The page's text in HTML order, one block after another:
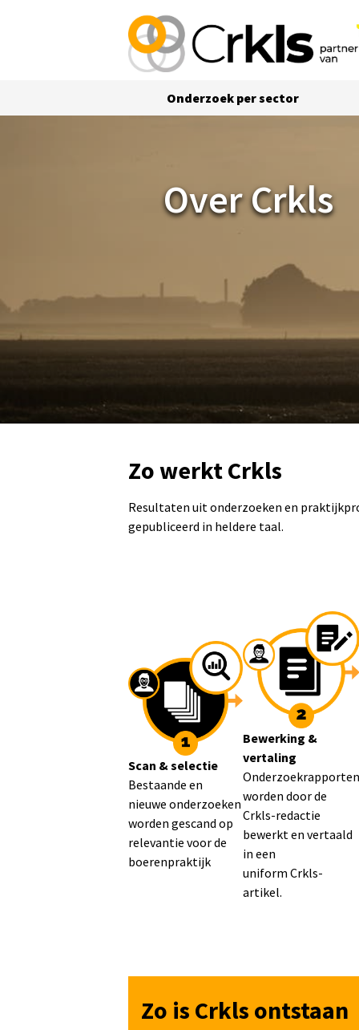
Onderzoek per sector
Over Crkls
Zo werkt Crkls
Resultaten uit onderzoeken en
gepubliceerd in heldere taal.
Scan & selectie
Bestaande en
nieuwe onderzoeken
worden gescand op
relevantie voor de
boerenpraktijk
Bewerking &
vertaling
Onderzoekrapporten
worden door de
Crkls-redactie
bewerkt en vertaald
in een
uniform Crkls-
artikel.
Zo is Crkls ontstaan